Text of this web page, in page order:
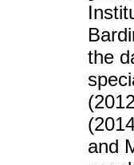
the
and